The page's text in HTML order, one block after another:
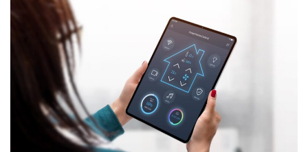
vertimas
dokumentai:
Reduktorius